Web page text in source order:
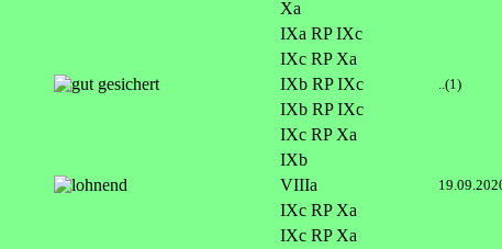
Xa
IXa RP IXc
IXc RP Xa
IXb RP IXc ..(1)
IXb RP IXc
IXc RP Xa
IXb
VIIIa
IXc RP Xa
IXc RP Xa